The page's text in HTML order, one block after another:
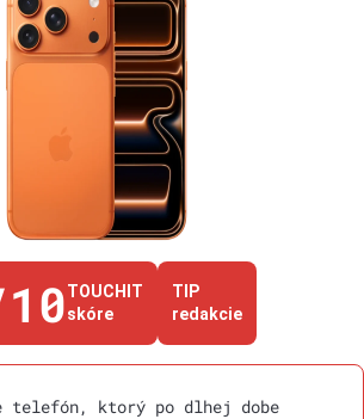
Videá Tipy, triky, návody
frázu pre vyhľadanie
TOUCHIT
skóre
TIP
redakcie
telefón, ktorý po dlhej dobe